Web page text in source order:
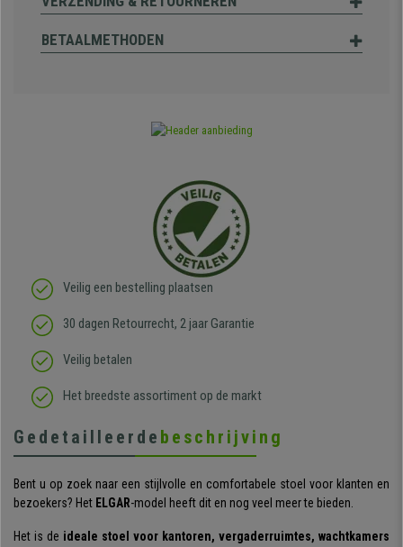
BETAALMETHODEN
Veilig een bestelling plaatsen
30 dagen Retourrecht, 2 jaar Garantie
Veilig betalen
Het breedste assortiment op de markt
Gedetailleerde beschrijving
Bent u op zoek naar een stijlvolle en comfortabele stoel voor klanten en
bezoekers? Het ELGAR-model heeft dit en nog veel meer te bieden.
Het is de ideale stoel voor kantoren, vergaderruimtes, wachtkamers